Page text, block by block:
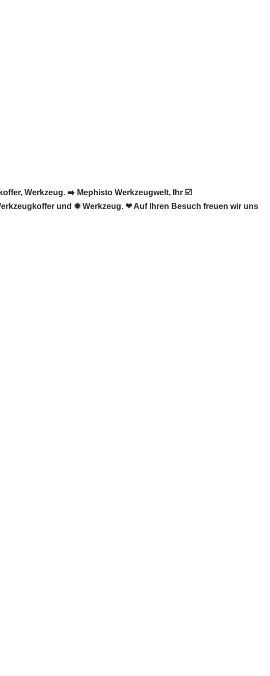
Werkzeug. ➡️ Mephisto Werkzeugwelt, Ihr ☑️
und ✹ Werkzeug. ❤ Auf Ihren Besuch freuen wir uns